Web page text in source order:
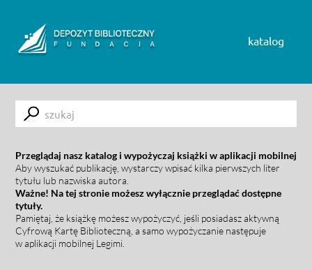
katalog
Submit
Przeglądaj nasz katalog i wypożyczaj książki w aplikacji mobilnej
Aby wyszukać publikację, wystarczy wpisać kilka pierwszych liter
tytułu lub nazwiska autora.
Ważne! Na tej stronie możesz wyłącznie przeglądać dostępne
tytuły.
Pamiętaj, że książkę możesz wypożyczyć, jeśli posiadasz aktywną
Cyfrową Kartę Biblioteczną, a samo wypożyczanie następuje
w aplikacji mobilnej Legimi.